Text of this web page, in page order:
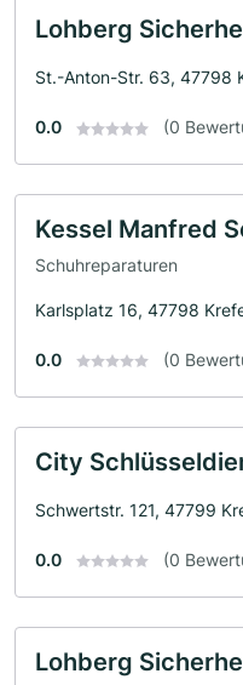
Lohberg
St.-Anton-Str. 63, 47798
0.0 (0
Kessel Manfred
Schuhreparaturen
Karlsplatz 16, 47798
0.0 (0
City
Schwertstr. 121, 47799
0.0 (0
Lohberg